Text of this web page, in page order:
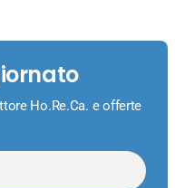
Ho.Re.Ca. e offerte